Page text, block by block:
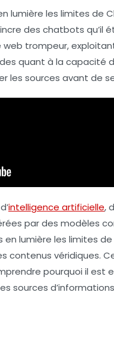
lumière les limites de
des chatbots qu’il
trompeur,
quant à la capacité
les sources avant de
intelligence artificielle,
par des modèles
en lumière les limites de
contenus véridiques.
pourquoi il
sources